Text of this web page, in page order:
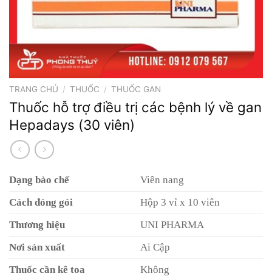
TRANG CHỦ / THUỐC / THUỐC GAN
Thuốc hỗ trợ điều trị các bệnh lý về gan
Hepadays (30 viên)
Dạng bào chế
Viên nang
Cách đóng gói
Hộp 3 vỉ x 10 viên
Thương hiệu
UNI PHARMA
Nơi sản xuất
Ai Cập
Thuốc cần kê toa
Không